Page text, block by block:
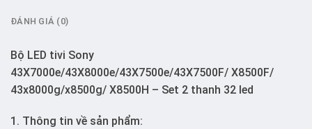
ĐÁNH GIÁ (0)
Bộ LED tivi Sony
43X7000e/43X8000e/43X7500e/43X7500F/ X8500F/
43x8000g/x8500g/ X8500H – Set 2 thanh 32 led
1. Thông tin về sản phẩm: